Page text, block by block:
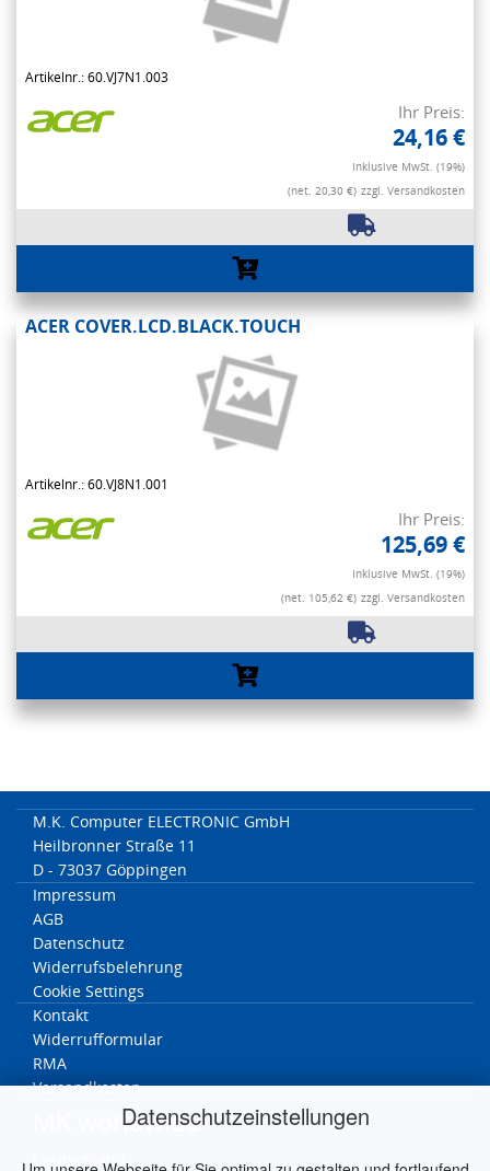
Datenschutzeinstellungen
Artikelnr.: 60.VJ7N1.003
Ihr Preis:
24,16 €
Inklusive MwSt. (19%)
(net. 20,30 €) zzgl. Versandkosten
ACER COVER.LCD.BLACK.TOUCH
Artikelnr.: 60.VJ8N1.001
Ihr Preis:
125,69 €
Inklusive MwSt. (19%)
(net. 105,62 €) zzgl. Versandkosten
M.K. Computer ELECTRONIC GmbH
Heilbronner Straße 11
D - 73037 Göppingen
Impressum
AGB
Datenschutz
Widerrufsbelehrung
Cookie Settings
Kontakt
Widerrufformular
RMA
Versandkosten
MK worldwide
Deutschland